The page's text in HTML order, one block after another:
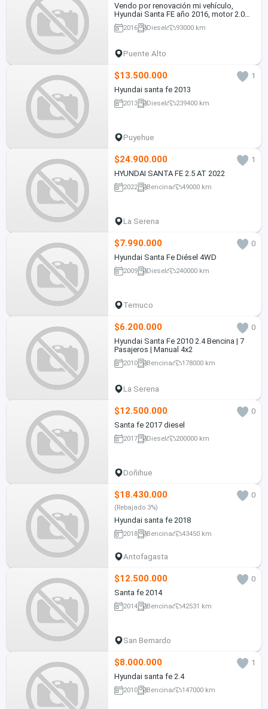
Vendo por renovación mi vehículo,
Hyundai Santa FE año 2016, motor 2.0
Diesel, Automático, tracción 4x2.wd.
2016 Diesel 93000 km
Puente Alto
$13.500.000
1
Hyundai santa fe 2013
2013 Diesel 239400 km
Puyehue
$24.900.000
1
HYUNDAI SANTA FE 2.5 AT 2022
2022 Bencina 49000 km
La Serena
$7.990.000
0
Hyundai Santa Fe Diésel 4WD
2009 Diesel 240000 km
Temuco
$6.200.000
0
Hyundai Santa Fe 2010 2.4 Bencina | 7
Pasajeros | Manual 4x2
2010 Bencina 178000 km
La Serena
$12.500.000
0
Santa fe 2017 diesel
2017 Diesel 200000 km
Doñihue
$18.430.000 0
(Rebajado 3%)
Hyundai santa fe 2018
2018 Bencina 43450 km
Antofagasta
$12.500.000
0
Santa fe 2014
2014 Bencina 42531 km
San Bernardo
$8.000.000
1
Hyundai santa fe 2.4
2010 Bencina 147000 km